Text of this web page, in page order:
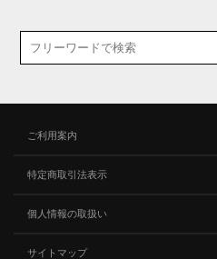
ご利用案内
特定商取引法表示
個人情報の取扱い
サイトマップ